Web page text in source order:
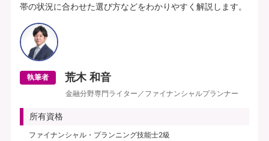
帯の状況に合わせた選び方などをわかりやすく解説します。
執筆者 荒木 和音
金融分野専門ライター／ファイナンシャルプランナー
所有資格
ファイナンシャル・プランニング技能士2級